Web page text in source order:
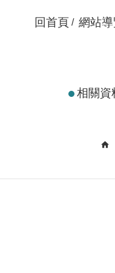
回首頁 網站導
相關資